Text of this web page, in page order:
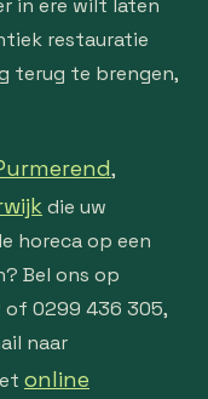
in ere wilt laten
restauratie
terug te brengen,
,
die uw
horeca op een
Bel ons op
0299 436 305,
naar
online